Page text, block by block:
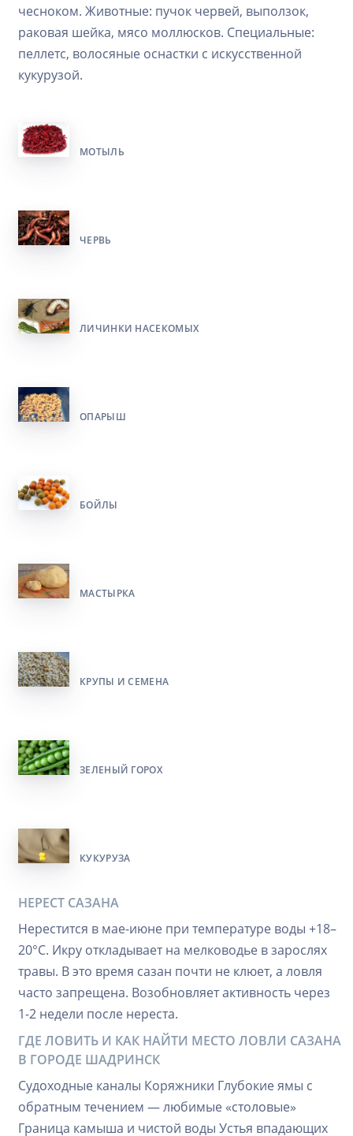
чесноком. Животные: пучок червей, выползок,
раковая шейка, мясо моллюсков. Специальные:
пеллетс, волосяные оснастки с искусственной
кукурузой.
МОТЫЛЬ
ЧЕРВЬ
ЛИЧИНКИ НАСЕКОМЫХ
ОПАРЫШ
БОЙЛЫ
МАСТЫРКА
КРУПЫ И СЕМЕНА
ЗЕЛЕНЫЙ ГОРОХ
КУКУРУЗА
НЕРЕСТ САЗАНА
Нерестится в мае-июне при температуре воды +18–
20°C. Икру откладывает на мелководье в зарослях
травы. В это время сазан почти не клюет, а ловля
часто запрещена. Возобновляет активность через
1-2 недели после нереста.
ГДЕ ЛОВИТЬ И КАК НАЙТИ МЕСТО ЛОВЛИ САЗАНА
В ГОРОДЕ ШАДРИНСК
Судоходные каналы Коряжники Глубокие ямы с
обратным течением — любимые «столовые»
Граница камыша и чистой воды Устья впадающих